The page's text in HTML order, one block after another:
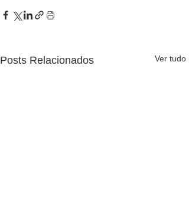
Posts Relacionados Ver tudo